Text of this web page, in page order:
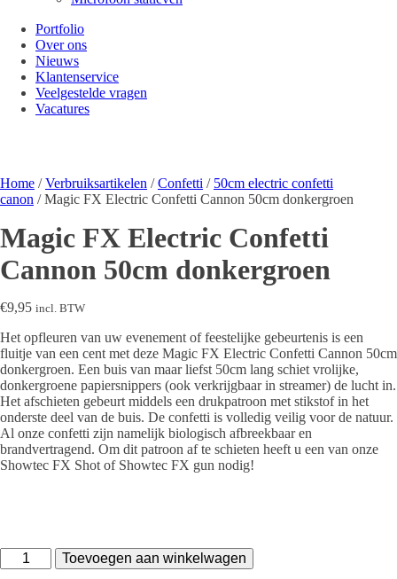
Portfolio
Over ons
Nieuws
Klantenservice
Veelgestelde vragen
Vacatures
Home /Verbruiksartikelen /Confetti / 50cm electric confetti
canon / Magic FX Electric Confetti Cannon 50cm donkergroen
Magic FX Electric Confetti
Cannon 50cm donkergroen
€9,95 incl. BTW
Het opfleuren van uw evenement of feestelijke gebeurtenis is een
fluitje van een cent met deze Magic FX Electric Confetti Cannon 50cm
donkergroen. Een buis van maar liefst 50cm lang schiet vrolijke,
donkergroene papiersnippers (ook verkrijgbaar in streamer) de lucht in.
Het afschieten gebeurt middels een drukpatroon met stikstof in het
onderste deel van de buis. De confetti is volledig veilig voor de natuur.
Al onze confetti zijn namelijk biologisch afbreekbaar en
brandvertragend. Om dit patroon af te schieten heeft u een van onze
Showtec FX Shot of Showtec FX gun nodig!
Magic
FX
Toevoegen aan winkelwagen